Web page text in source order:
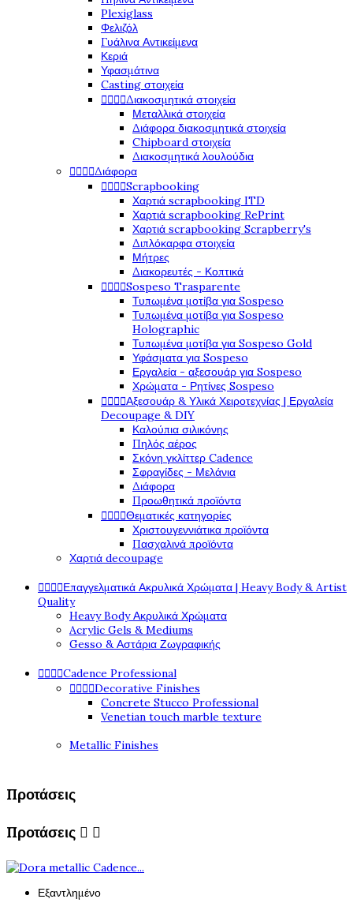
Plexiglass
Φελιζόλ
Γυάλινα Αντικείμενα
Κεριά
Υφασμάτινα
Casting στοιχεία
Διακοσμητικά στοιχεία
Μεταλλικά στοιχεία
Διάφορα διακοσμητικά στοιχεία
Chipboard στοιχεία
Διακοσμητικά λουλούδια
Διάφορα
Scrapbooking
Χαρτιά scrapbooking ITD
Χαρτιά scrapbooking RePrint
Χαρτιά scrapbooking Scrapberry's
Διπλόκαρφα στοιχεία
Μήτρες
Διακορευτές - Κοπτικά
Sospeso Trasparente
Τυπωμένα μοτίβα για Sospeso
Τυπωμένα μοτίβα για Sospeso
Holographic
Τυπωμένα μοτίβα για Sospeso Gold
Υφάσματα για Sospeso
Εργαλεία - αξεσουάρ για Sospeso
Χρώματα - Ρητίνες Sospeso
Αξεσουάρ & Υλικά Χειροτεχνίας | Εργαλεία
Decoupage & DIY
Καλούπια σιλικόνης
Πηλός αέρος
Σκόνη γκλίττερ Cadence
Σφραγίδες - Μελάνια
Διάφορα
Προωθητικά προϊόντα
Θεματικές κατηγορίες
Χριστουγεννιάτικα προϊόντα
Πασχαλινά προϊόντα
Χαρτιά decoupage
Επαγγελματικά Ακρυλικά Χρώματα | Heavy Body & Artist
Quality
Heavy Body Ακρυλικά Χρώματα
Acrylic Gels & Mediums
Gesso & Αστάρια Ζωγραφικής
Cadence Professional
Decorative Finishes
Concrete Stucco Professional
Venetian touch marble texture
Metallic Finishes
Προτάσεις
Προτάσεις  
Εξαντλημένο